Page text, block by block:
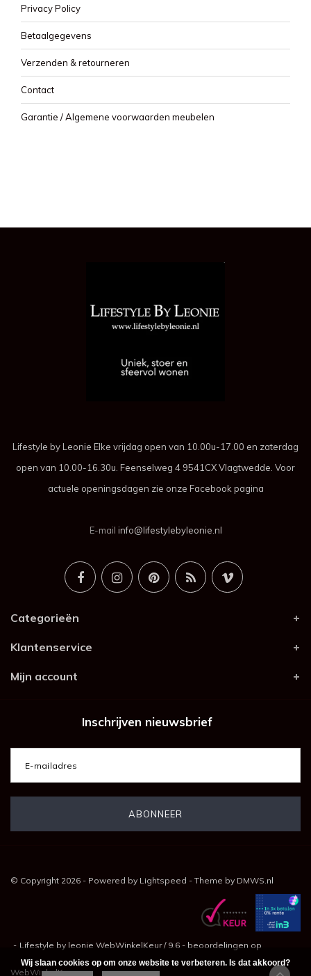
Privacy Policy
Betaalgegevens
Verzenden & retourneren
Contact
Garantie / Algemene voorwaarden meubelen
Lifestyle by Leonie Elke vrijdag open van 10.00u-17.00 en zaterdag
open van 10.00-16.30u. Feenselweg 4 9541CX Vlagtwedde. Voor
actuele openingsdagen zie onze Facebook pagina
E-mail info@lifestylebyleonie.nl
Categorieën
Klantenservice
Mijn account
Inschrijven nieuwsbrief
© Copyright 2026 - Powered by Lightspeed - Theme by DMWS.nl
- Lifestyle by leonie WebWinkelKeur/ 9.6 - beoordelingen op
WebWinkelKeur
Wij slaan cookies op om onze website te verbeteren. Is dat akkoord?